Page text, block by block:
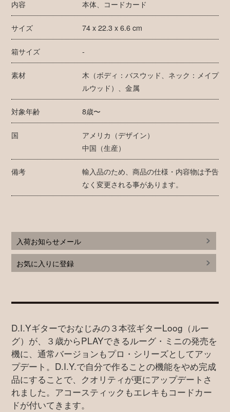
内容 本体、コードカード
サイズ 74 x 22.3 x 6.6 cm
箱サイズ -
素材
木（ボディ：バスウッド、ネック：メイプ
ルウッド）、金属
対象年齢 8歳〜
国
アメリカ（デザイン）
中国（生産）
備考
輸入品のため、商品の仕様・内容物は予告
なく変更される事があります。
入荷お知らせメール
お気に入りに登録
D.I.Yギターでおなじみの３本弦ギターLoog（ルー
グ）が、３歳からPLAYできるルーグ・ミニの発売を
機に、通常バージョンもプロ・シリーズとしてアッ
プデート。D.I.Y.で自分で作ることの機能をやめ完成
品にすることで、クオリティが更にアップデートさ
れました。アコースティックもエレキもコードカー
ドが付いてきます。